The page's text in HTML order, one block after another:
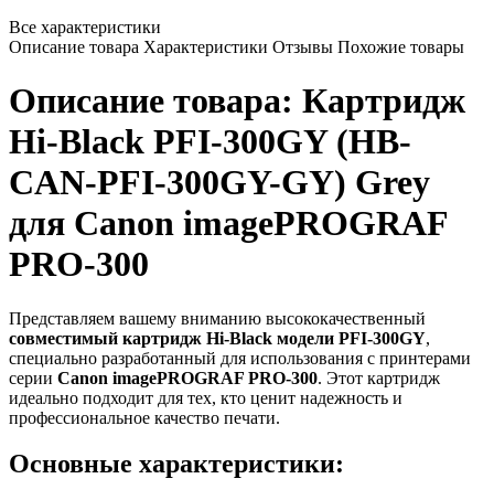
Все характеристики
Описание товара Характеристики Отзывы Похожие товары
Описание товара: Картридж
Hi-Black PFI-300GY (HB-
CAN-PFI-300GY-GY) Grey
для Canon imagePROGRAF
PRO-300
Представляем вашему вниманию высококачественный
совместимый картридж Hi-Black модели PFI-300GY,
специально разработанный для использования с принтерами
серии Canon imagePROGRAF PRO-300. Этот картридж
идеально подходит для тех, кто ценит надежность и
профессиональное качество печати.
Основные характеристики: